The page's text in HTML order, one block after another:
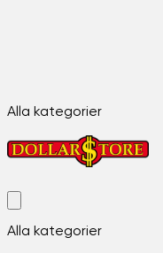
Alla kategorier
Alla kategorier